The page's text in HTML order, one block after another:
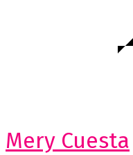
Mery Cuesta